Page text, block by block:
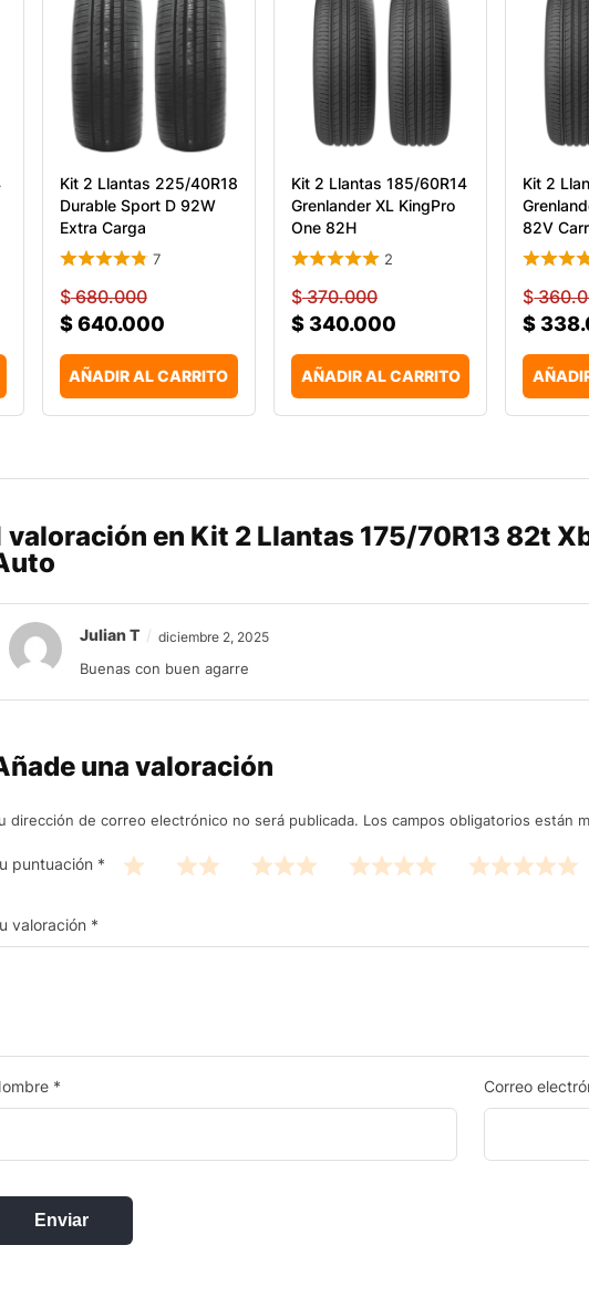
Kit 2 Llantas 225/40R18
Durable Sport D 92W
Extra Carga
7
$680.000
$640.000
AÑADIR AL CARRITO
Kit 2 Llantas 185/60R14
Grenlander XL KingPro
One 82H
2
$370.000
$340.000
AÑADIR AL CARRITO
Kit 2
82V
$
$
valoración en Kit 2 Llantas 175/70R13 82t
Julian T diciembre 2, 2025
Buenas con buen agarre
una valoración
dirección de correo electrónico no será publicada. Los campos obligatorios están
puntuación *
valoración *
* Correo